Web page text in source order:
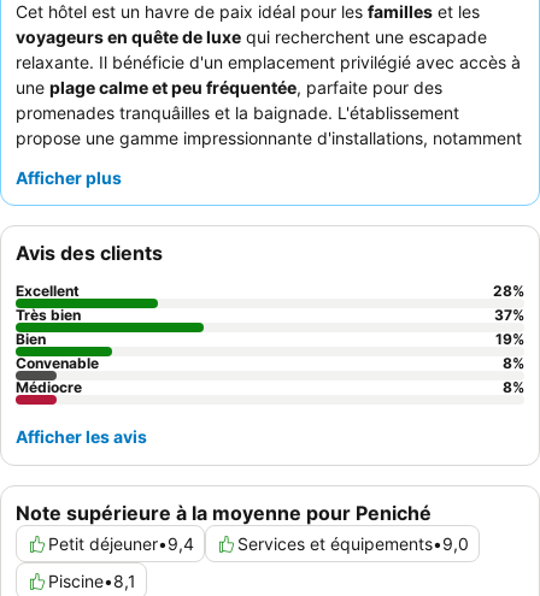
Cet hôtel est un havre de paix idéal pour les familles et les
voyageurs en quête de luxe qui recherchent une escapade
relaxante. Il bénéficie d'un emplacement privilégié avec accès à
une plage calme et peu fréquentée, parfaite pour des
promenades tranquâilles et la baignade. L'établissement
propose une gamme impressionnante d'installations, notamment
sauna et un bain turc, offrant de nombreuses occasions de se
attentif et professionnel, ainsi que le
et sa variété impressionnante. Pour une expérience améliorée,
pensez à réserver une chambre à un étage supérieur pour
profiter d'une
Afficher plus
Note supérieure à la moyenne pour Peniché
Petit déjeuner•9,4 Services et équipements•9,0
Piscine•8,1
Avis des clients
Excellent 28%
Très bien
37%
Bien
19%
Convenable
8%
Médiocre
8%
Afficher les avis